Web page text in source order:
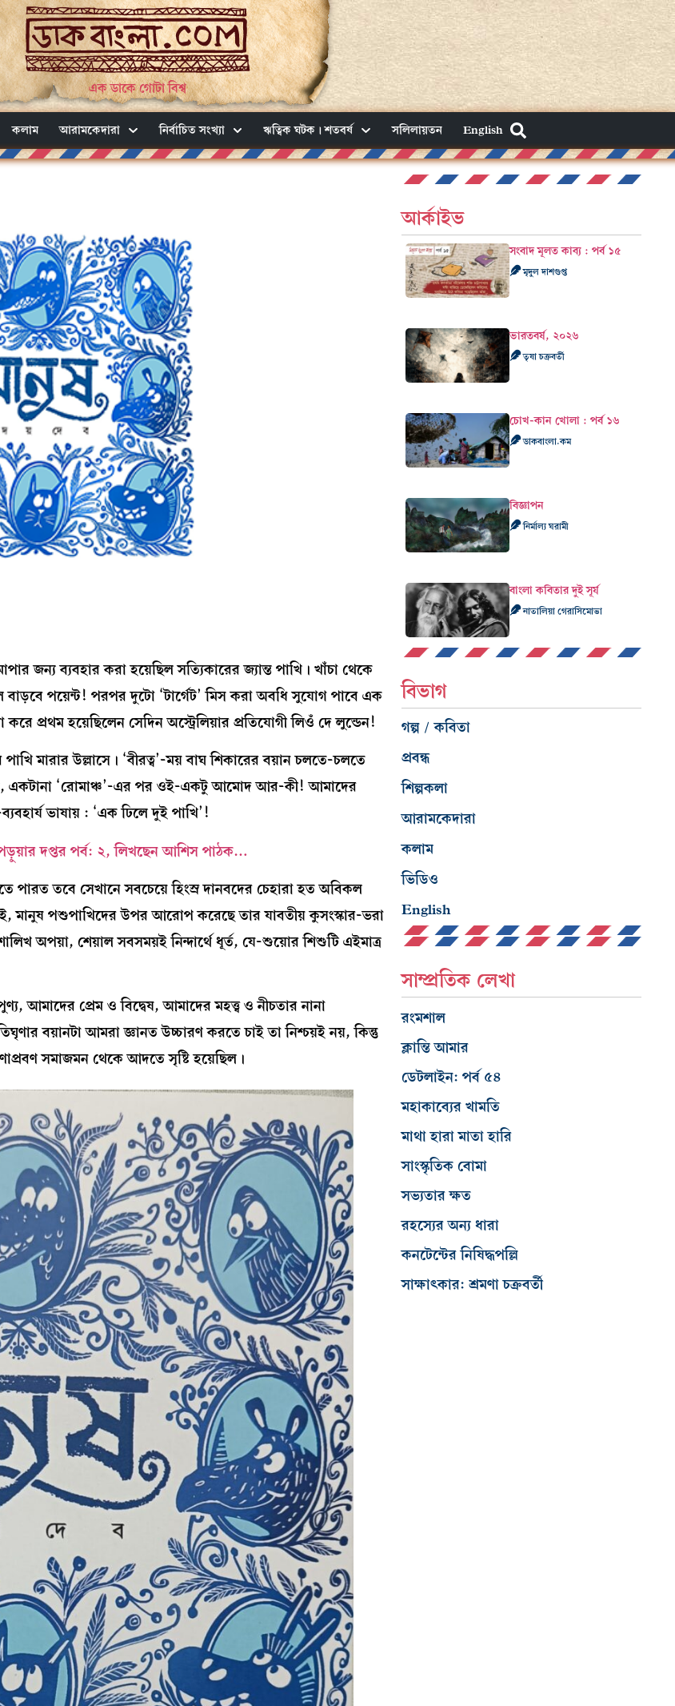
এক ডাকে গোটা বিশ্ব
কলাম আরামকেদারা নির্বাচিত সংখ্যা ঋত্বিক ঘটক। শতবর্ষ সলিলায়তন English
জন্য ব্যবহার করা হয়েছিল সত্যিকারের জ্যান্ত পাখি। খাঁচা থেকে
পয়েন্ট! পরপর দুটো ‘টার্গেট’ মিস করা অবধি সুযোগ পাবে এক
প্রথম হয়েছিলেন সেদিন অস্ট্রেলিয়ার প্রতিযোগী লিওঁ দে লুন্ডেন!
মারার উল্লাসে। ‘বীরত্ব’-ময় বাঘ শিকারের বয়ান চলতে-চলতে
একটানা ‘রোমাঞ্চ’-এর পর ওই-একটু আমোদ আর-কী! আমাদের
ভাষায় : ‘এক ঢিলে দুই পাখি’!
দপ্তর পর্ব: ২, লিখছেন আশিস পাঠক…
তবে সেখানে সবচেয়ে হিংস্র দানবদের চেহারা হত অবিকল
মানুষ পশুপাখিদের উপর আরোপ করেছে তার যাবতীয় কুসংস্কার-ভরা
অপয়া, শেয়াল সবসময়ই নিন্দার্থে ধূর্ত, যে-শুয়োর শিশুটি এইমাত্র
প্রেম ও বিদ্বেষ, আমাদের মহত্ত্ব ও নীচতার নানা
বয়ানটা আমরা জ্ঞানত উচ্চারণ করতে চাই তা নিশ্চয়ই নয়, কিন্তু
সমাজমন থেকে আদতে সৃষ্টি হয়েছিল।
আর্কাইভ
সংবাদ মূলত কাব্য : পর্ব ১৫
মৃদুল দাশগুপ্ত
ভারতবর্ষ, ২০২৬
তৃষা চক্রবর্তী
চোখ-কান খোলা : পর্ব ১৬
ডাকবাংলা.কম
বিজ্ঞাপন
নির্মাল্য ঘরামী
বাংলা কবিতার দুই সূর্য
নাতালিয়া গেরাসিমোভা
বিভাগ
গল্প / কবিতা
প্রবন্ধ
শিল্পকলা
আরামকেদারা
কলাম
ভিডিও
English
সাম্প্রতিক লেখা
রংমশাল
ক্লান্তি আমার
ডেটলাইন: পর্ব ৫৪
মহাকাব্যের খামতি
মাথা হারা মাতা হারি
সাংস্কৃতিক বোমা
সভ্যতার ক্ষত
রহস্যের অন্য ধারা
কনটেন্টের নিষিদ্ধপল্লি
সাক্ষাৎকার: শ্রমণা চক্রবর্তী